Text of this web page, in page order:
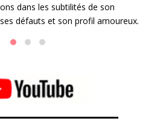
dans les subtilités de son
défauts et son profil amoureux.